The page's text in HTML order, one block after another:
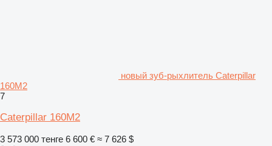
новый зуб-рыхлитель Caterpillar
160M2
7
Caterpillar 160M2
3 573 000 тенге 6 600 € ≈ 7 626 $